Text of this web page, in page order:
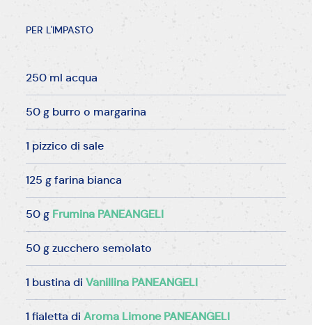
PER L'IMPASTO
250 ml acqua
50 g burro o margarina
1 pizzico di sale
125 g farina bianca
50 g Frumina PANEANGELI
50 g zucchero semolato
1 bustina diVanillina PANEANGELI
1 fialetta diAroma Limone PANEANGELI